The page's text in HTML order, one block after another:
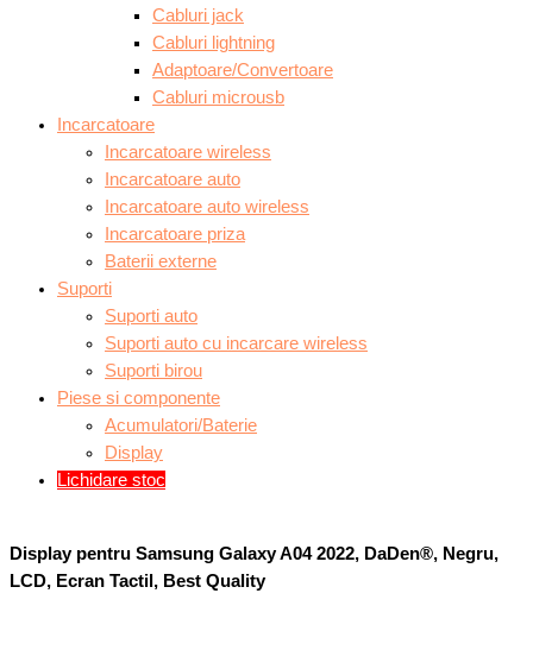
Cabluri jack
Cabluri lightning
Adaptoare/Convertoare
Cabluri microusb
Incarcatoare
Incarcatoare wireless
Incarcatoare auto
Incarcatoare auto wireless
Incarcatoare priza
Baterii externe
Suporti
Suporti auto
Suporti auto cu incarcare wireless
Suporti birou
Piese si componente
Acumulatori/Baterie
Display
Lichidare stoc
Display pentru Samsung Galaxy A04 2022, DaDen®, Negru,
LCD, Ecran Tactil, Best Quality